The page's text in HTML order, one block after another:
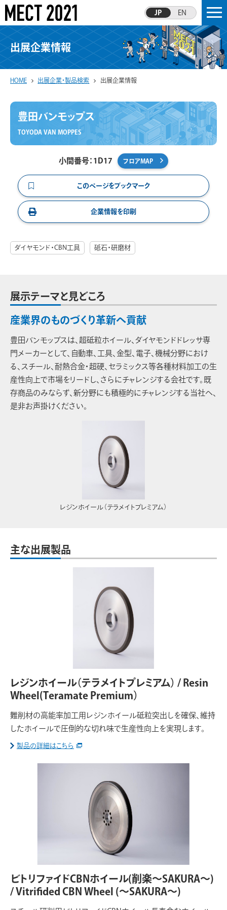
JP EN
出展企業情報
HOME 出展企業・製品検索 出展企業情報
豊田バンモップス
TOYODA VAN MOPPES
小間番号：1D17 フロアMAP
このページをブックマーク
企業情報を印刷
ダイヤモンド・CBN工具 砥石・研磨材
展示テーマと見どころ
産業界のものづくり革新へ貢献
豊田バンモップスは、超砥粒ホイール、ダイヤモンドドレッサ専
門メーカーとして、自動車、工具、金型、電子、機械分野におけ
る、スチール、耐熱合金・超硬、セラミックス等各種材料加工の生
産性向上で市場をリードし、さらにチャレンジする会社です。既
存商品のみならず、新分野にも積極的にチャレンジする当社へ、
是非お声掛けください。
レジンホイール（テラメイトプレミアム）
主な出展製品
レジンホイール（テラメイトプレミアム） / Resin
Wheel(Teramate Premium）
難削材の高能率加工用レジンホイール砥粒突出しを確保、維持
したホイールで圧倒的な切れ味で生産性向上を実現します。
製品の詳細はこちら
ビトリファイドCBNホイール(削楽～SAKURA～)
/ Vitrifided CBN Wheel (～SAKURA～)